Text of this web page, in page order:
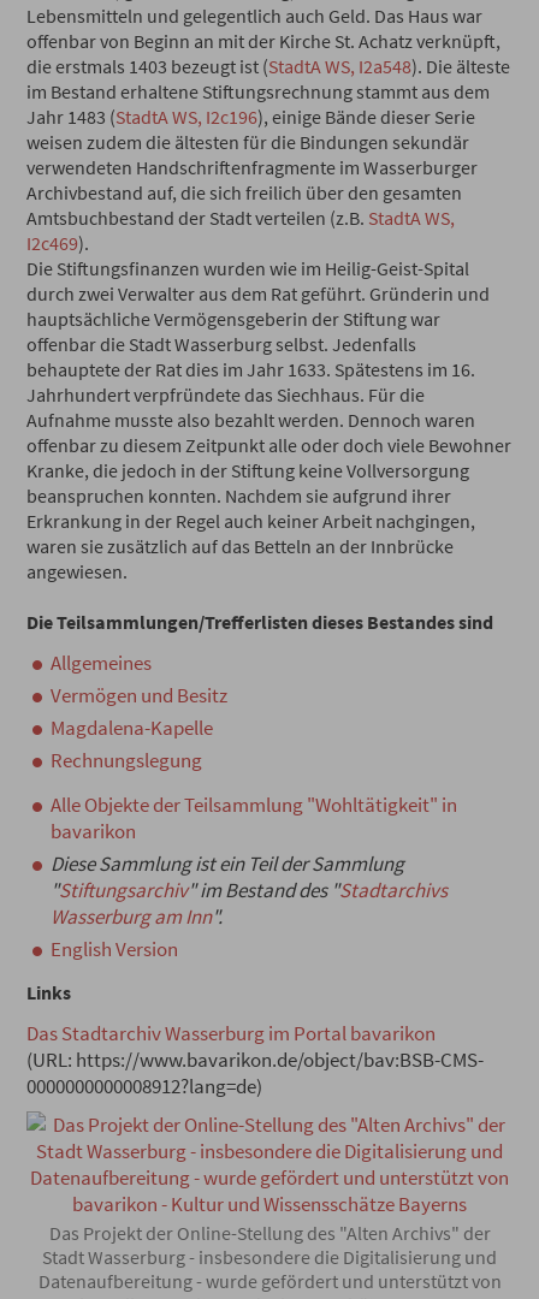
Lebensmitteln und gelegentlich auch Geld. Das Haus war
offenbar von Beginn an mit der Kirche St. Achatz verknüpft,
die erstmals 1403 bezeugt ist (StadtA WS, I2a548). Die älteste
im Bestand erhaltene Stiftungsrechnung stammt aus dem
Jahr 1483 (StadtA WS, I2c196), einige Bände dieser Serie
weisen zudem die ältesten für die Bindungen sekundär
verwendeten Handschriftenfragmente im Wasserburger
Archivbestand auf, die sich freilich über den gesamten
Amtsbuchbestand der Stadt verteilen (z.B. StadtA WS,
I2c469).
Die Stiftungsfinanzen wurden wie im Heilig-Geist-Spital
durch zwei Verwalter aus dem Rat geführt. Gründerin und
hauptsächliche Vermögensgeberin der Stiftung war
offenbar die Stadt Wasserburg selbst. Jedenfalls
behauptete der Rat dies im Jahr 1633. Spätestens im 16.
Jahrhundert verpfründete das Siechhaus. Für die
Aufnahme musste also bezahlt werden. Dennoch waren
offenbar zu diesem Zeitpunkt alle oder doch viele Bewohner
Kranke, die jedoch in der Stiftung keine Vollversorgung
beanspruchen konnten. Nachdem sie aufgrund ihrer
Erkrankung in der Regel auch keiner Arbeit nachgingen,
waren sie zusätzlich auf das Betteln an der Innbrücke
angewiesen.
Die Teilsammlungen/Trefferlisten dieses Bestandes sind
Allgemeines
Vermögen und Besitz
Magdalena-Kapelle
Rechnungslegung
Alle Objekte der Teilsammlung "Wohltätigkeit" in
bavarikon
Diese Sammlung ist ein Teil der Sammlung
"Stiftungsarchiv" im Bestand des "Stadtarchivs
Wasserburg am Inn".
English Version
Links
Das Stadtarchiv Wasserburg im Portal bavarikon
(URL: https://www.bavarikon.de/object/bav:BSB-CMS-
0000000000008912?lang=de)
Das Projekt der Online-Stellung des "Alten Archivs" der
Stadt Wasserburg - insbesondere die Digitalisierung und
Datenaufbereitung - wurde gefördert und unterstützt von